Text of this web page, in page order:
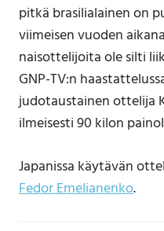
pitkä brasilialainen on
viimeisen vuoden
naisottelijoita ole silti
GNP-TV:n
judotaustainen ottelija
ilmeisesti 90 kilon
Japanissa käytävän
Fedor Emelianenko.